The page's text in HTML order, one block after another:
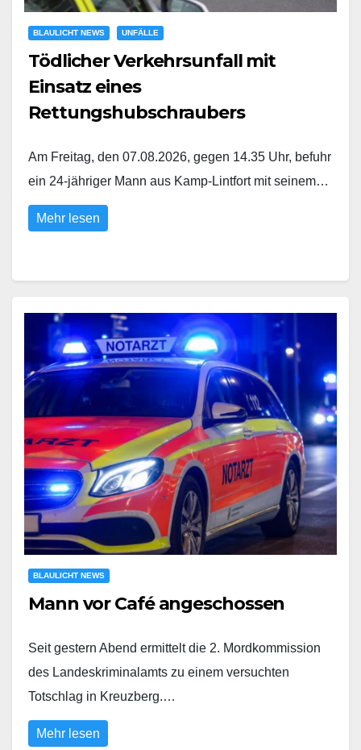
BLAULICHT NEWS UNFÄLLE
Tödlicher Verkehrsunfall mit
Einsatz eines
Rettungshubschraubers
Am Freitag, den 07.08.2026, gegen 14.35 Uhr, befuhr
ein 24-jähriger Mann aus Kamp-Lintfort mit seinem…
Mehr lesen
BLAULICHT NEWS
Mann vor Café angeschossen
Seit gestern Abend ermittelt die 2. Mordkommission
des Landeskriminalamts zu einem versuchten
Totschlag in Kreuzberg.…
Mehr lesen